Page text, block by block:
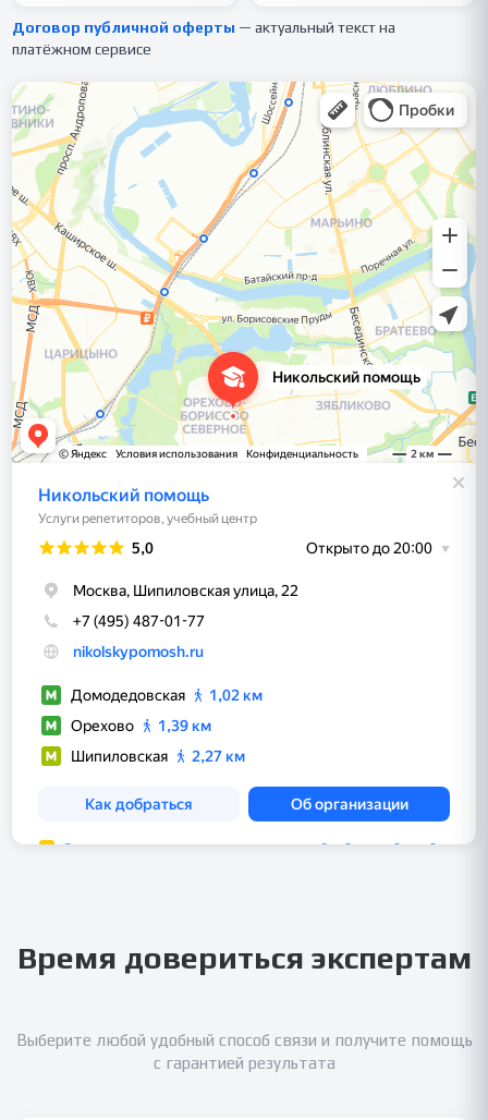
Договор публичной оферты — актуальный текст на
платёжном сервисе
Время довериться экспертам
Выберите любой удобный способ связи и получите помощь
с гарантией результата